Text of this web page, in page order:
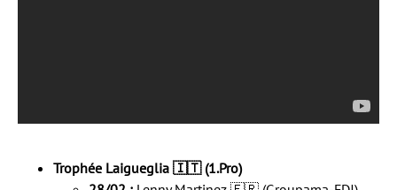
Trophée Laigueglia 🇮🇹 (1.Pro)